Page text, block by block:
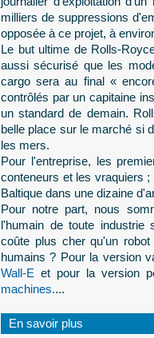
milliers de suppressions
opposée à ce projet, à
Le but ultime de Rolls-
aussi sécurisé que les
cargo sera au final «
contrôlés par un capitaine
un standard de demain.
belle place sur le marché si
les mers.
Pour l'entreprise, les
conteneurs et les vraquiers
Baltique dans une dizaine
Pour notre part, nous
l'humain de toute industrie
coûte plus cher qu'un
humains ? Pour la version
Wall-E et pour la version
machines....
En savoir plus